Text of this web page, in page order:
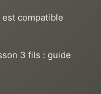
compatible
3 fils : guide